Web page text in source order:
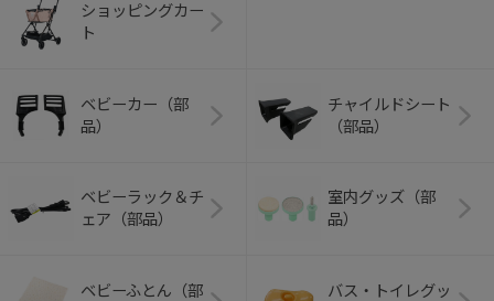
ショッピングカー
ト
ベビーカー（部
品）
チャイルドシート
（部品）
ベビーラック＆チ
ェア（部品）
室内グッズ（部
品）
ベビーふとん（部
バス・トイレグッ